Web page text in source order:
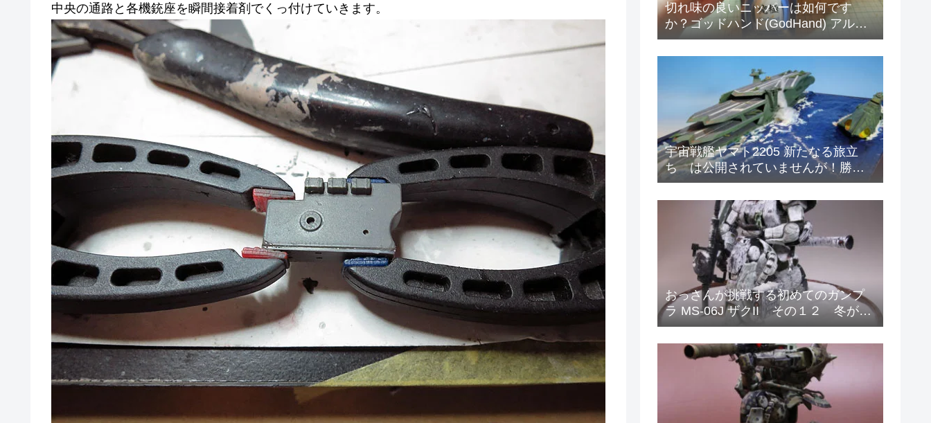
中央の通路と各機銃座を瞬間接着剤でくっ付けていきます。
切れ味の良いニッパーは如何です
か？ゴッドハンド(GodHand) アルテ
ィメットニッパー5.0
宇宙戦艦ヤマト2205 新たなる旅立
ち は公開されていませんが！勝手
に妄想 マザータウンの海の戦い！
おっさんが挑戦する初めてのガンプ
ラ MS-06J ザクII その１２ 冬が来
たので冬季迷彩塗装をはじめまし
た。